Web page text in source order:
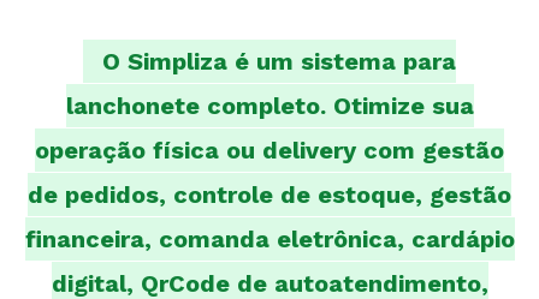
açaí
hamburgueria
restaurante self-service
lanchonete
bar
restaurante
O Simpliza é um sistema para
lanchonete completo. Otimize sua
operação física ou delivery com gestão
de pedidos, controle de estoque, gestão
financeira, comanda eletrônica, cardápio
digital, QrCode de autoatendimento,